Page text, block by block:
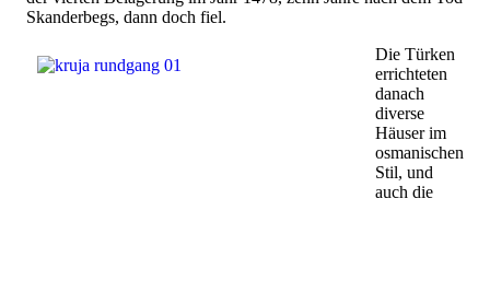
Skanderbegs, dann doch fiel.
Die Türken
errichteten
danach
diverse
Häuser im
osmanischen
Stil, und
auch die